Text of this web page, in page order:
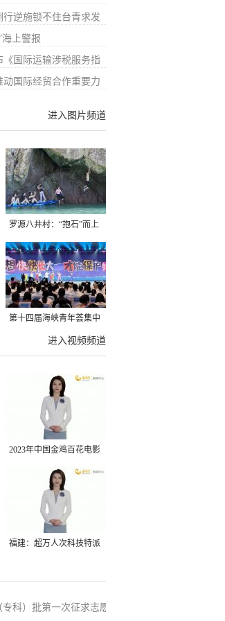
行逆施锁不住台青求发
海上警报
《国际运输涉税服务指
动国际经贸合作重要力
进入图片频道
罗源八井村：“抱石”而上
第十四届海峡青年荟集中
阶段活动在福州举行
进入视频频道
2023年中国金鸡百花电影
节有福电影巡展31日启动
福建：超万人次科技特派
科）批第一次征求志愿